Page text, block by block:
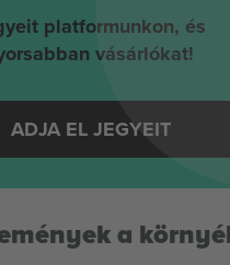
platformunkon, és
vásárlókat!
ADJA EL JEGYEIT
a